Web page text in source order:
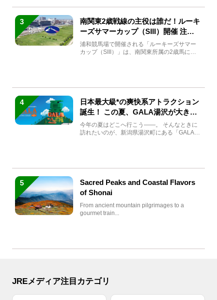
3
南関東2歳戦線の主役は誰だ！ルーキ
ーズサマーカップ（SIII）開催 注目
馬と見どころをチェック
浦和競馬場で開催される「ルーキーズサマー
カップ（SIII）」は、南関東所属の2歳馬によ
4
日本最大級*の爽快系アトラクション
誕生！ この夏、GALA湯沢が大きく
生まれ変わる
今年の夏はどこへ行こう――。 そんなときに
訪れたいのが、新潟県湯沢町にある「GALA湯
5
Sacred Peaks and Coastal Flavors
of Shonai
From ancient mountain pilgrimages to a
gourmet train...
JREメディア注目カテゴリ